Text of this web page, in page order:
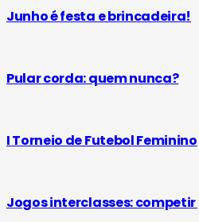
Junho é festa e brincadeira!
Pular corda: quem nunca?
I Torneio de Futebol Feminino
Jogos interclasses: